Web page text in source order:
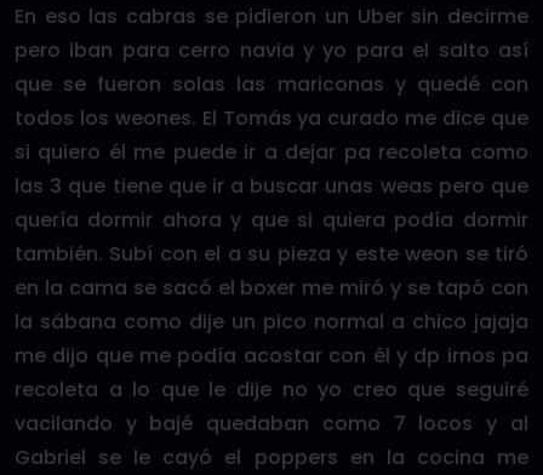
En eso las cabras se pidieron un Uber sin decirme
pero iban para cerro navia y yo para el salto así
que se fueron solas las mariconas y quedé con
todos los weones. El Tomás ya curado me dice que
si quiero él me puede ir a dejar pa recoleta como
las 3 que tiene que ir a buscar unas weas pero que
quería dormir ahora y que si quiera podía dormir
también. Subí con el a su pieza y este weon se tiró
en la cama se sacó el boxer me miró y se tapó con
la sábana como dije un pico normal a chico jajaja
me dijo que me podía acostar con él y dp irnos pa
recoleta a lo que le dije no yo creo que seguiré
vacilando y bajé quedaban como 7 locos y al
Gabriel se le cayó el poppers en la cocina me